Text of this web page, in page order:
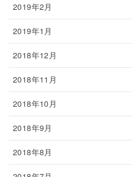
2019年2月
2019年1月
2018年12月
2018年11月
2018年10月
2018年9月
2018年8月